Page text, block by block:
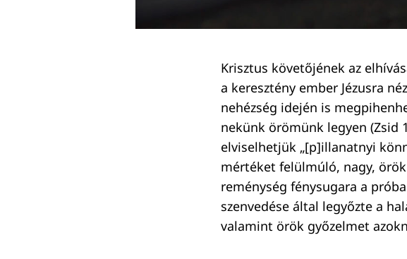
Krisztus követőjének az
a keresztény ember Jézusra
nehézség idején is
nekünk örömünk legyen (Zsid
elviselhetjük „[p]illanatnyi
mértéket felülmúló, nagy, örök
reménység fénysugara a
szenvedése által legyőzte a
valamint örök győzelmet